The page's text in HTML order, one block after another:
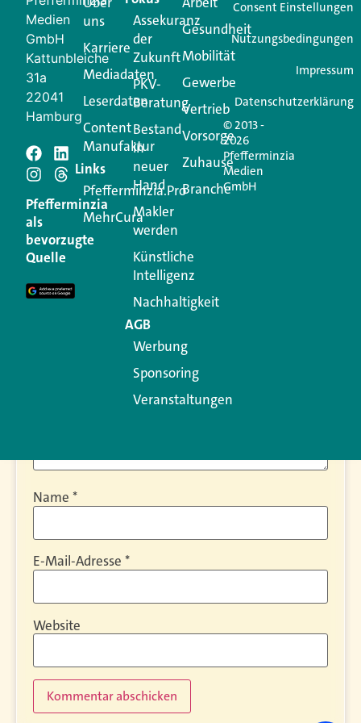
Ihren Vertriebsalltag leichter macht. Mit nur einem
Login.
Jetzt anmelden
Schreiben Sie einen
Kommentar
Ihre E-Mail-Adresse wird nicht veröffentlicht.
Erforderliche Felder sind mit
Kommentar
Name *
E-Mail-Adresse *
Website
Medien
GmbH
Kattunbleiche
31a
22041
Hamburg
Pfefferminzia
als
bevorzugte
Quelle
uns
Karriere
Mediadaten
Leserdaten
Content
Manufaktur
Links
Pfefferminzia.Pro
MehrCura
Assekuranz
der
Zukunft
PKV-
Beratung
Bestand
in
neuer
Hand
Makler
werden
Künstliche
Intelligenz
Nachhaltigkeit
AGB
Werbung
Sponsoring
Veranstaltungen
Gesundheit
Mobilität
Gewerbe
Vertrieb
Vorsorge
Zuhause
Branche
© 2013 -
2026
Pfefferminzia
Medien
GmbH
Consent Einstellungen
Nutzungsbedingungen
Impressum
Datenschutzerklärung